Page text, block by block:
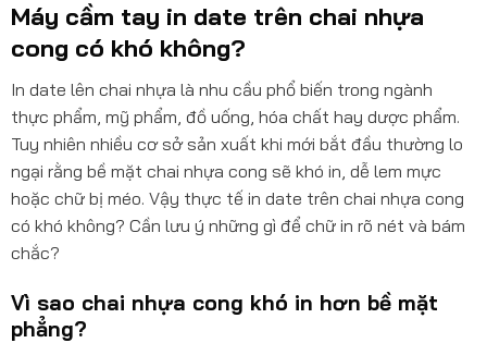
Máy cầm tay in date trên chai nhựa
cong có khó không?
In date lên chai nhựa là nhu cầu phổ biến trong ngành
thực phẩm, mỹ phẩm, đồ uống, hóa chất hay dược phẩm.
Tuy nhiên nhiều cơ sở sản xuất khi mới bắt đầu thường lo
ngại rằng bề mặt chai nhựa cong sẽ khó in, dễ lem mực
hoặc chữ bị méo. Vậy thực tế in date trên chai nhựa cong
có khó không? Cần lưu ý những gì để chữ in rõ nét và bám
chắc?
Vì sao chai nhựa cong khó in hơn bề mặt
phẳng?